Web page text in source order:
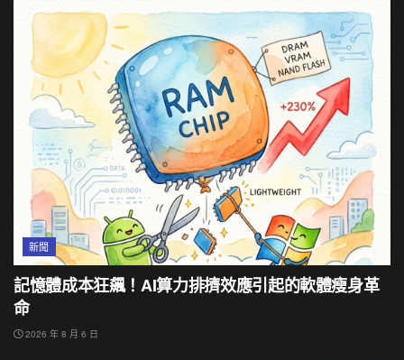
新聞
記憶體成本狂飆！AI算力排擠效應引起的軟體瘦身革
命
2026 年 8 月 6 日